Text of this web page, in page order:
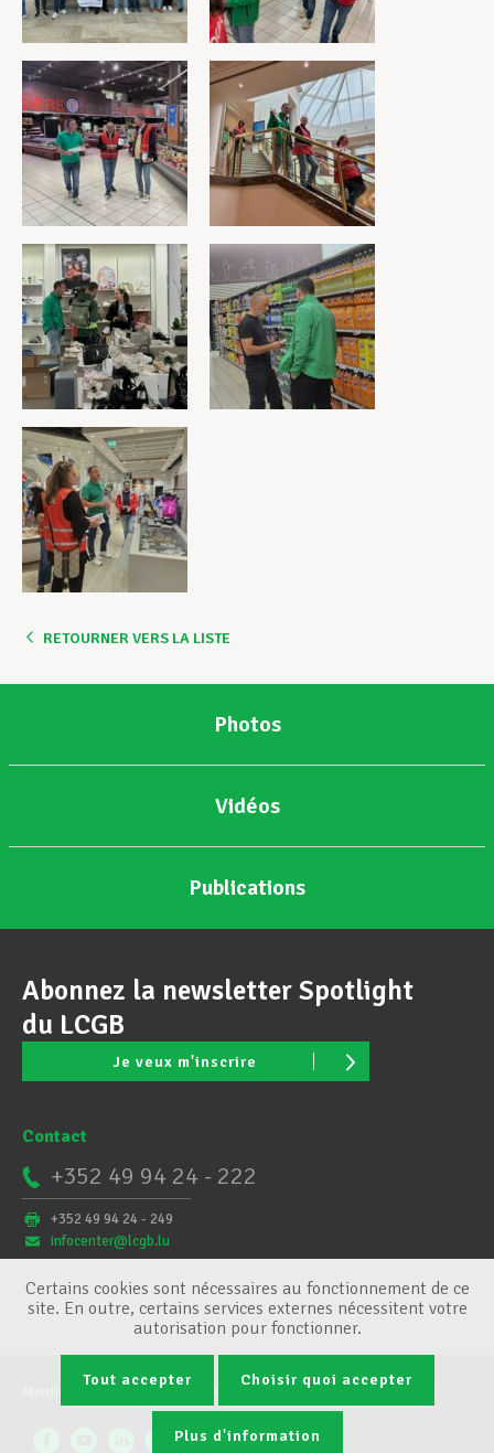
RETOURNER VERS LA LISTE
Photos
Vidéos
Publications
Abonnez la newsletter Spotlight
du LCGB
Je veux m'inscrire
Contact
+352 49 94 24 - 222
+352 49 94 24 - 249
infocenter@lcgb.lu
Conditions générales Gestion des cookies
Certains cookies sont nécessaires au fonctionnement de ce
site. En outre, certains services externes nécessitent votre
autorisation pour fonctionner.
Tout accepter Choisir quoi accepter
Plus d'information